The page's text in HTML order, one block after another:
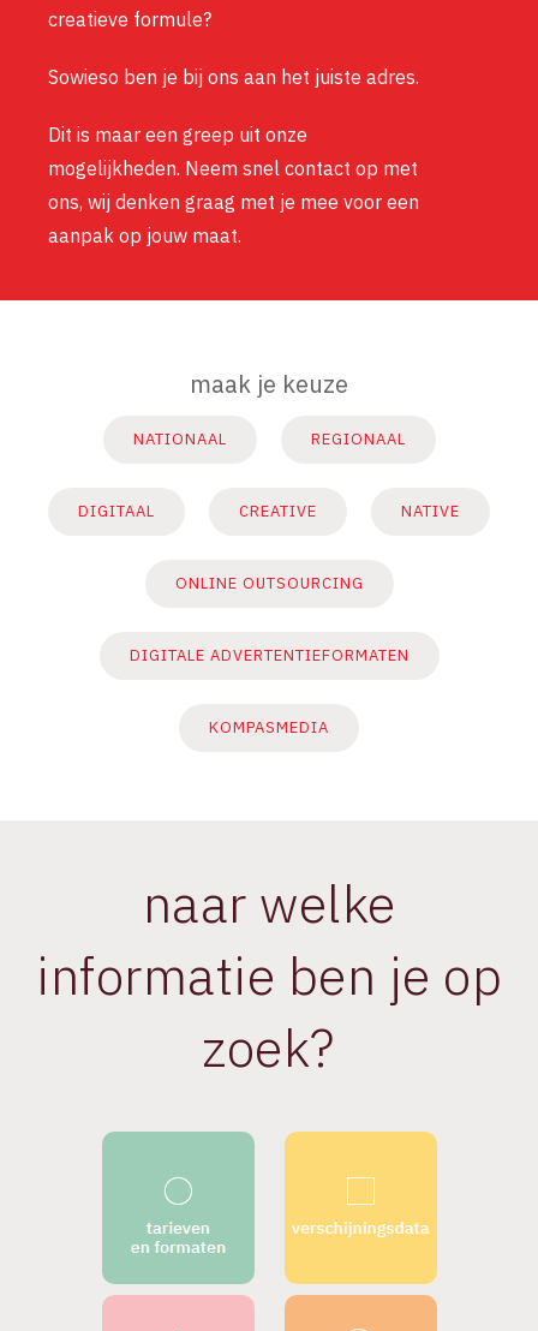
creatieve formule?
Sowieso ben je bij ons aan het juiste adres.
Dit is maar een greep uit onze
mogelijkheden. Neem snel contact op met
ons, wij denken graag met je mee voor een
aanpak op jouw maat.
maak je keuze
NATIONAAL REGIONAAL
DIGITAAL CREATIVE NATIVE
ONLINE OUTSOURCING
DIGITALE ADVERTENTIEFORMATEN
KOMPASMEDIA
naar welke
informatie ben je op
zoek?